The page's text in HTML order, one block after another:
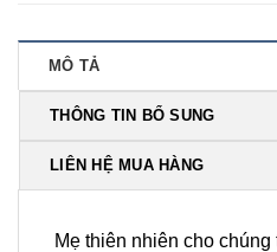
MÔ TẢ
THÔNG TIN BỔ SUNG
LIÊN HỆ MUA HÀNG
Mẹ thiên nhiên cho